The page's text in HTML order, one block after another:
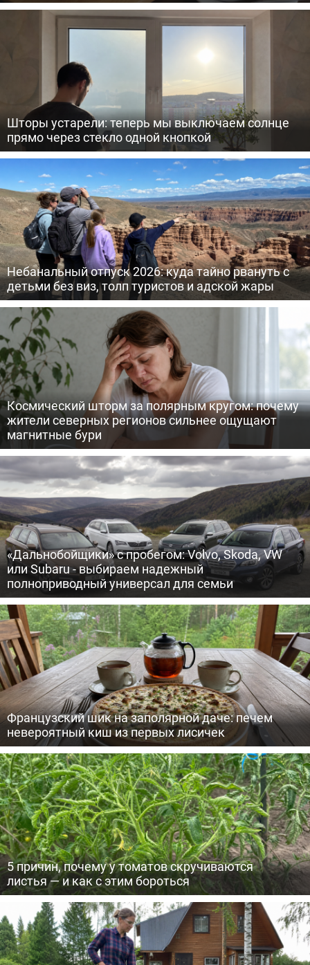
Шторы устарели: теперь мы выключаем солнце
прямо через стекло одной кнопкой
Небанальный отпуск 2026: куда тайно рвануть с
детьми без виз, толп туристов и адской жары
Космический шторм за полярным кругом: почему
жители северных регионов сильнее ощущают
магнитные бури
«Дальнобойщики» с пробегом: Volvo, Skoda, VW
или Subaru - выбираем надежный
полноприводный универсал для семьи
Французский шик на заполярной даче: печем
невероятный киш из первых лисичек
5 причин, почему у томатов скручиваются
листья — и как с этим бороться